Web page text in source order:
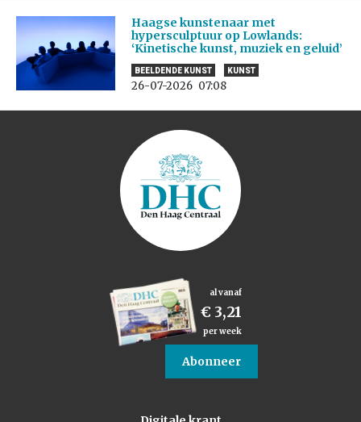
Haagse kunstenaar met
hypersculptuur op Lowlands:
‘Kinetische kunst, muziek en geluid’
BEELDENDE KUNST KUNST
26-07-2026 07:08
al vanaf
€ 3,21
per week
Abonneer